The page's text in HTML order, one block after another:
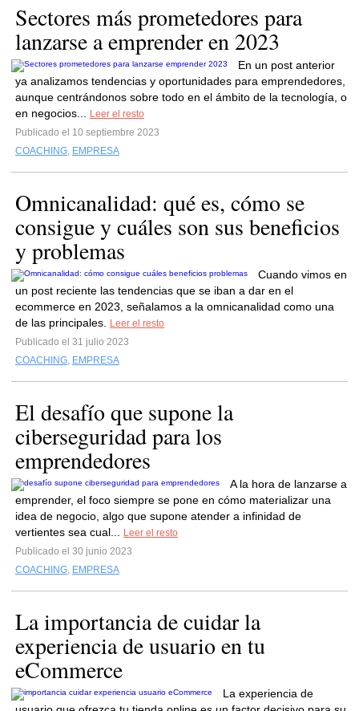
Sectores más prometedores para
lanzarse a emprender en 2023
En un post anterior
ya analizamos tendencias y oportunidades para emprendedores,
aunque centrándonos sobre todo en el ámbito de la tecnología, o
en negocios...
Leer el resto
Publicado el 10 septiembre 2023
COACHING, EMPRESA
Omnicanalidad: qué es, cómo se
consigue y cuáles son sus beneficios
y problemas
Cuando vimos en
un post reciente las tendencias que se iban a dar en el
ecommerce en 2023, señalamos a la omnicanalidad como una
de las principales.
Leer el resto
Publicado el 31 julio 2023
COACHING, EMPRESA
El desafío que supone la
ciberseguridad para los
emprendedores
A la hora de lanzarse a
emprender, el foco siempre se pone en cómo materializar una
idea de negocio, algo que supone atender a infinidad de
vertientes sea cual...
Leer el resto
Publicado el 30 junio 2023
COACHING, EMPRESA
La importancia de cuidar la
experiencia de usuario en tu
eCommerce
La experiencia de